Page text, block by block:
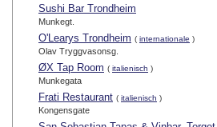
Sushi Bar Trondheim
Munkegt.
O'Learys Trondheim ( internationale )
Olav Tryggvasonsg.
ØX Tap Room ( italienisch )
Munkegata
Frati Restaurant ( italienisch )
Kongensgate